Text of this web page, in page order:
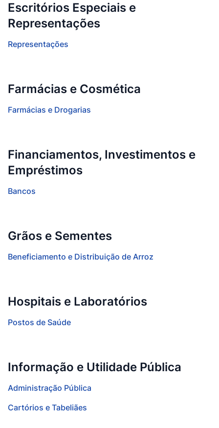
Escritórios Especiais e
Representações
Representações
Farmácias e Cosmética
Farmácias e Drogarias
Financiamentos, Investimentos e
Empréstimos
Bancos
Grãos e Sementes
Beneficiamento e Distribuição de Arroz
Hospitais e Laboratórios
Postos de Saúde
Informação e Utilidade Pública
Administração Pública
Cartórios e Tabeliães